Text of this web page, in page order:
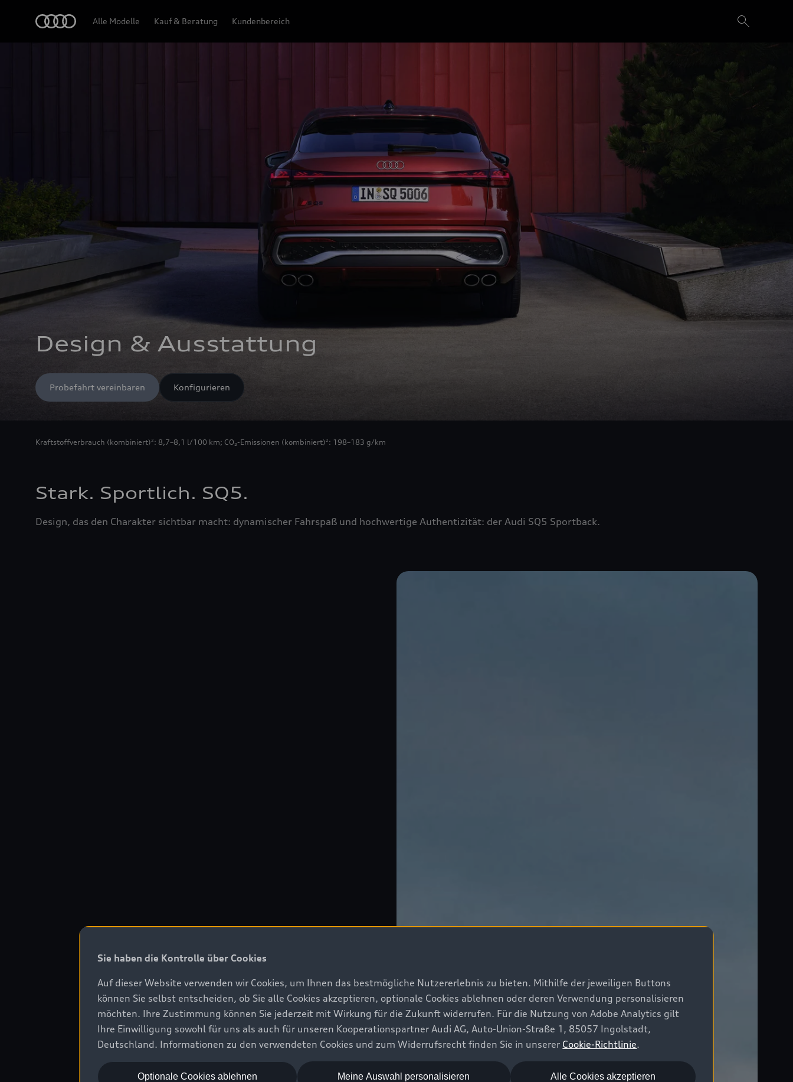
Sie haben die Kontrolle über Cookies
Auf dieser Website verwenden wir Cookies, um Ihnen das bestmögliche Nutzererlebnis zu bieten. Mithilfe der jeweiligen Buttons
können Sie selbst entscheiden, ob Sie alle Cookies akzeptieren, optionale Cookies ablehnen oder deren Verwendung personalisieren
möchten. Ihre Zustimmung können Sie jederzeit mit Wirkung für die Zukunft widerrufen. Für die Nutzung von Adobe Analytics gilt
Ihre Einwilligung sowohl für uns als auch für unseren Kooperationspartner Audi AG, Auto-Union-Straße 1, 85057 Ingolstadt,
Deutschland. Informationen zu den verwendeten Cookies und zum Widerrufsrecht finden Sie in unserer Cookie-Richtlinie.
Alle Cookies akzeptieren
Optionale Cookies ablehnen Meine Auswahl personalisieren
Alle Modelle Kauf & Beratung Kundenbereich
Design & Ausstattung
Konfigurieren
Design & Ausstattung
Probefahrt vereinbaren Konfigurieren
Kraftstoffverbrauch (kombiniert)2 : 8,7–8,1 l/100 km; CO₂-Emissionen (kombiniert)2 : 198–183 g/km
Stark. Sportlich. SQ5.
Design, das den Charakter sichtbar macht: dynamischer Fahrspaß und hochwertige Authentizität: der Audi SQ5 Sportback.